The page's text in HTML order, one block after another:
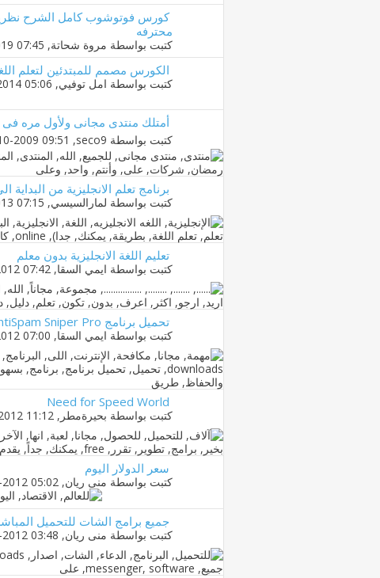
كورس فوتوشوب كامل الشرح
محترفه
كتبت بواسطة مروة شحاتة‏, 28-11-2019 07:45 AM
الكورس مصمم للمبتدئين لتعلم
كتبت بواسطة امل توفيي‏, 23-04-2014 05:06 AM
أمتلك منتدى مجانى ولأول مره فى
كتبت بواسطة seco9
‏, 06-10-2009 09:51 PM
برنامج تعلم الانجليزية من البداية
كتبت بواسطة لمارالسيسي‏, 09-04-2013 07:15 AM
تعليم اللغة الانجليزية بدون معلم
كتبت بواسطة ايمي السقا‏, 22-11-2012 07:42 AM
تحميل برنامج AntiSpam Sniper Pro للتخلص من الايميلات والرسائل المزعجة
كتبت بواسطة ايمي السقا‏, 22-11-2012 07:00 AM
Need for Speed World
كتبت بواسطة بحيرةمطر ‏, 24-10-2012 11:12 PM
سعر الدولار اليوم
كتبت بواسطة منى ريان‏, 19-09-2012 05:02 AM
جميع برامج الشات للتحميل
كتبت بواسطة منى ريان‏, 19-09-2012 03:48 AM